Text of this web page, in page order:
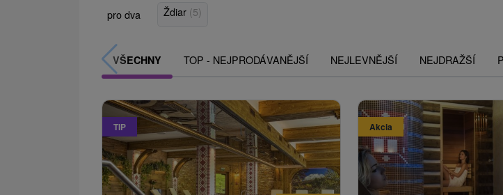
pro dva Ždiar (5)
VŠECHNY TOP - NEJPRODÁVANĚJŠÍ NEJLEVNĚJŠÍ NEJDRAŽŠÍ
TIP Akcia